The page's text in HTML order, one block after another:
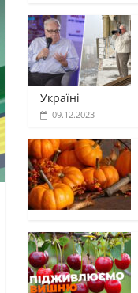
Україні
09.12.2023